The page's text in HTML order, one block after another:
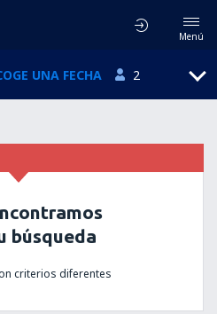
Menú
UNA FECHA 2
búsqueda
criterios diferentes